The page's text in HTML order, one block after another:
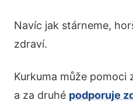
Navíc jak stárneme,
zdraví.
Kurkuma může pomoci
a za druhé podporuje